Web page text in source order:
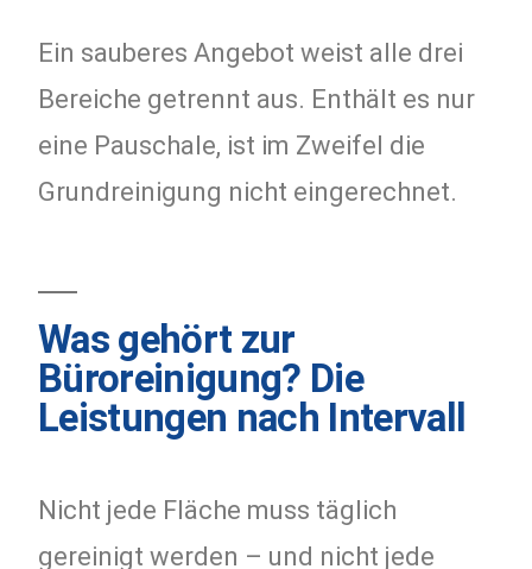
Ein sauberes Angebot weist alle drei
Bereiche getrennt aus. Enthält es nur
eine Pauschale, ist im Zweifel die
Grundreinigung nicht eingerechnet.
Was gehört zur
Büroreinigung? Die
Leistungen nach Intervall
Nicht jede Fläche muss täglich
gereinigt werden – und nicht jede